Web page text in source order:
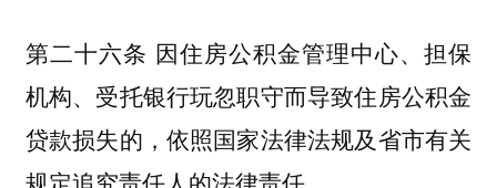
第二十六条 因住房公积金管理中心、担保
机构、受托银行玩忽职守而导致住房公积金
贷款损失的，依照国家法律法规及省市有关